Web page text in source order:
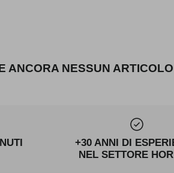
ANCORA NESSUN
+30 ANNI DI
NEL SETTORE